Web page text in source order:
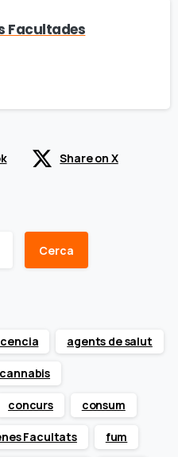
Facultades
Share on X
Cerca
agents de salut
cannabis
concurs consum
Facultats fum